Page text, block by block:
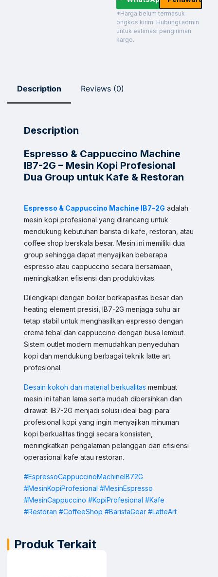
*Harga belum termasuk
ongkos kirim. Hubungi admin
untuk estimasi pengiriman
kargo.
Description Reviews (0)
Description
Espresso & Cappuccino Machine
IB7-2G – Mesin Kopi Profesional
Dua Group untuk Kafe & Restoran
Espresso & Cappuccino Machine IB7-2G adalah
mesin kopi profesional yang dirancang untuk
mendukung kebutuhan barista di kafe, restoran, atau
coffee shop berskala besar. Mesin ini memiliki dua
group sehingga dapat menyajikan beberapa
espresso atau cappuccino secara bersamaan,
meningkatkan efisiensi dan produktivitas.
Dilengkapi dengan boiler berkapasitas besar dan
heating element presisi, IB7-2G menjaga suhu air
tetap stabil untuk menghasilkan espresso dengan
crema tebal dan cappuccino dengan busa lembut.
Sistem outlet modern memudahkan penyeduhan
kopi dan mendukung berbagai teknik latte art
profesional.
Desain kokoh dan material berkualitas membuat
mesin ini tahan lama serta mudah dibersihkan dan
dirawat. IB7-2G menjadi solusi ideal bagi para
profesional kopi yang ingin menyajikan minuman
kopi berkualitas tinggi secara konsisten,
meningkatkan pengalaman pelanggan dan efisiensi
operasional kafe atau restoran.
#EspressoCappuccinoMachineIB72G
#MesinKopiProfesional #MesinEspresso
#MesinCappuccino #KopiProfesional #Kafe
#Restoran #CoffeeShop #BaristaGear #LatteArt
Produk Terkait
Sales & Support
Pilih Kontak WhatsApp
Respon cepat untuk order, info produk, dan bantuan.
Sales
Hilmi
Dyah
Jam Operasional 08.00–17.00
Sales
Sofie
Jam Operasional 08.00–17.00
Admin
Jam Operasional 08.00–17.00
Support 24/7
Bantuan Operasional Di luar Jam Kerja
Klik kontak untuk membuka WhatsApp.